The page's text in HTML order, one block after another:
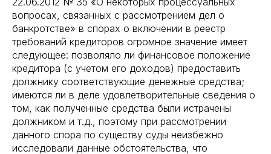
вопросах, связанных с рассмотрением дел о
банкротстве» в спорах о включении в реестр
требований кредиторов огромное значение имеет
следующее: позволяло ли финансовое положение
кредитора (с учетом его доходов) предоставить
должнику соответствующие денежные средства;
имеются ли в деле удовлетворительные сведения о
том, как полученные средства были истрачены
должником и т.д., поэтому при рассмотрении
данного спора по существу суды неизбежно
исследовали данные обстоятельства, что